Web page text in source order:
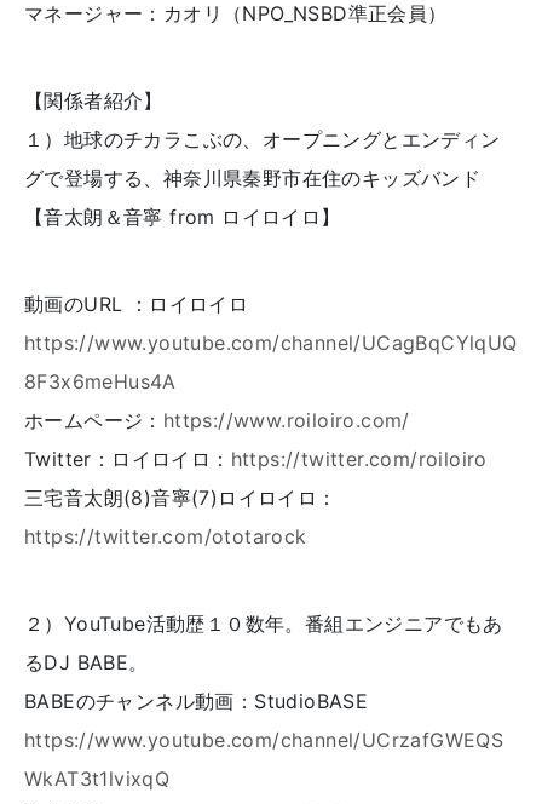
マネージャー：カオリ（NPO_NSBD準正会員）
【関係者紹介】
１）地球のチカラこぶの、オープニングとエンディン
グで登場する、神奈川県秦野市在住のキッズバンド
【音太朗＆音寧 from ロイロイロ】
動画のURL ：ロイロイロ
https://www.youtube.com/channel/UCagBqCYlqUQ
8F3x6meHus4A
ホームページ： https://www.roiloiro.com/
Twitter：ロイロイロ： https://twitter.com/roiloiro
三宅音太朗(8)音寧(7)ロイロイロ：
https://twitter.com/ototarock
２）YouTube活動歴１０数年。番組エンジニアでもあ
るDJ BABE。
BABEのチャンネル動画：StudioBASE
https://www.youtube.com/channel/UCrzafGWEQS
WkAT3t1lvixqQ